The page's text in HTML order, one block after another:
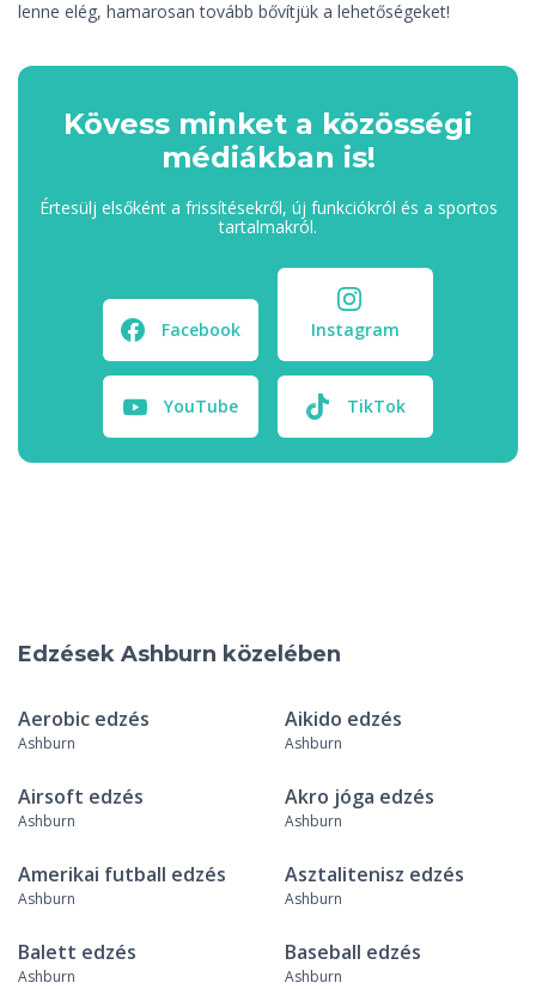
lenne elég, hamarosan tovább bővítjük a lehetőségeket!
Kövess minket a közösségi
médiákban is!
Értesülj elsőként a frissítésekről, új funkciókról és a sportos
tartalmakról.
Facebook Instagram
YouTube TikTok
Edzések Ashburn közelében
Aerobic edzés
Ashburn
Aikido edzés
Ashburn
Airsoft edzés
Ashburn
Akro jóga edzés
Ashburn
Amerikai futball edzés
Ashburn
Asztalitenisz edzés
Ashburn
Balett edzés
Ashburn
Baseball edzés
Ashburn